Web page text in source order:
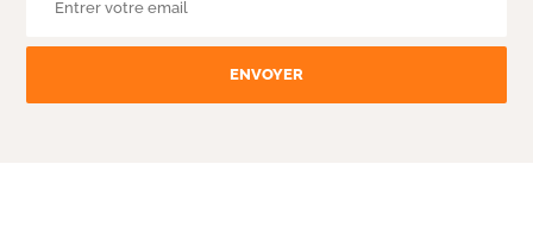
ENVOYER